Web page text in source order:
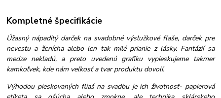
Kompletné špecifikácie
Úžasný nápaditý darček na svadobné výslužkové fľaše, darček pre
nevestu a ženícha alebo len tak milé prianie z lásky. Fantázií sa
medze nekladú, a preto uvedenú grafiku vypieskujeme takmer
kamkoľvek, kde nám veľkosť a tvar produktu dovolí.
Výhodou pieskovaných fliaš na svadbu je ich životnosť- papierová